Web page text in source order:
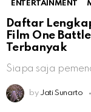
ENTERTAINMENT
Daftar
Film One
Terbanyak
Siapa saja
by Jati Sunarto